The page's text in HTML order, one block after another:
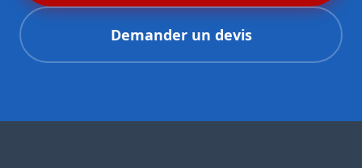
Demander un devis